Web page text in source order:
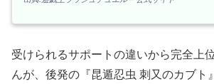
受けられるサポートの違いから完全上
んが、後発の『昆遁忍虫 刺又のカブト